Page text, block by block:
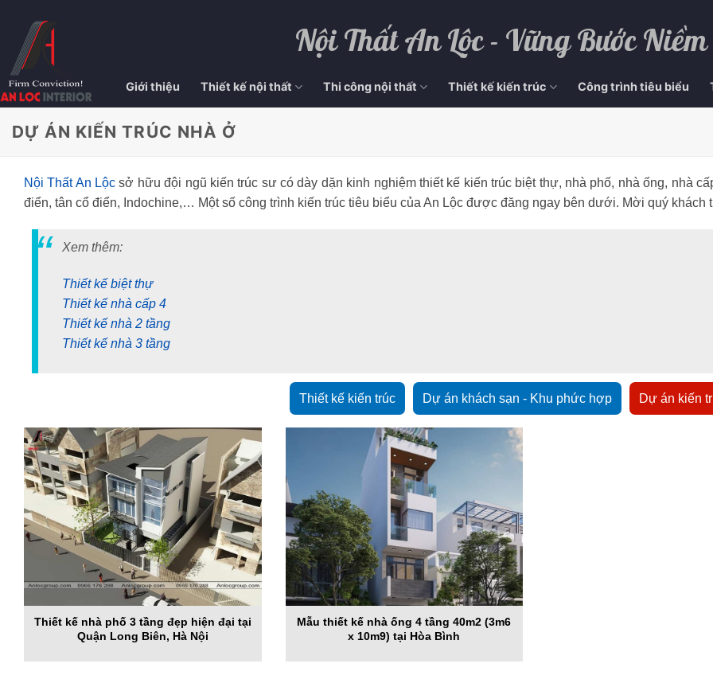
Nội Thất An Lộc - Vững Bước
Giới thiệu Thiết kế nội thất Thi công nội thất Thiết kế kiến trúc Công trình tiêu biểu
DỰ ÁN KIẾN TRÚC NHÀ Ở
Nội Thất An Lộc sở hữu đội ngũ kiến trúc sư có dày dặn kinh nghiệm thiết kế kiến trúc biệt thự, nhà phố, nhà ống, nhà
điển, tân cổ điển, Indochine,… Một số công trình kiến trúc tiêu biểu của An Lộc được đăng ngay bên dưới. Mời quý khách
Xem thêm:
Thiết kế biệt thự
Thiết kế nhà cấp 4
Thiết kế nhà 2 tầng
Thiết kế nhà 3 tầng
Thiết kế kiến trúc Dự án khách sạn - Khu phức hợp Dự án kiến
Thiết kế nhà phố 3 tầng đẹp hiện đại tại
Quận Long Biên, Hà Nội
Mẫu thiết kế nhà ống 4 tầng 40m2 (3m6
x 10m9) tại Hòa Bình